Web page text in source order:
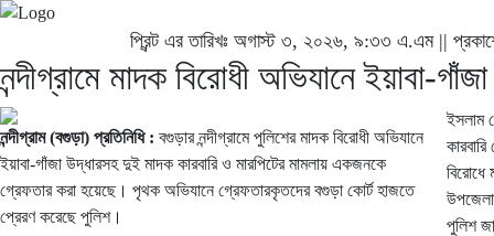
প্রিন্ট এর তারিখঃ অগাস্ট ৩, ২০২৬, ৯:৩৩ এ.এম ||
নন্দীগ্রামে মাদক বিরোধী অভিযানে ইয়াবা-
নন্দীগ্রাম (বগুড়া) প্রতিনিধি : বগুড়ার নন্দীগ্রামে পুলিশের মাদক বিরোধী অভিযানে
ইয়াবা-গাঁজা উদ্ধারসহ দুই মাদক কারবারি ও মারপিটের মামলায় একজনকে
গ্রেফতার করা হয়েছে। পৃথক অভিযানে গ্রেফতারকৃতদের বগুড়া কোর্ট হাজতে
প্রেরণ করেছে পুলিশ।
ইসলাম
বিরোধে
পুলিশ